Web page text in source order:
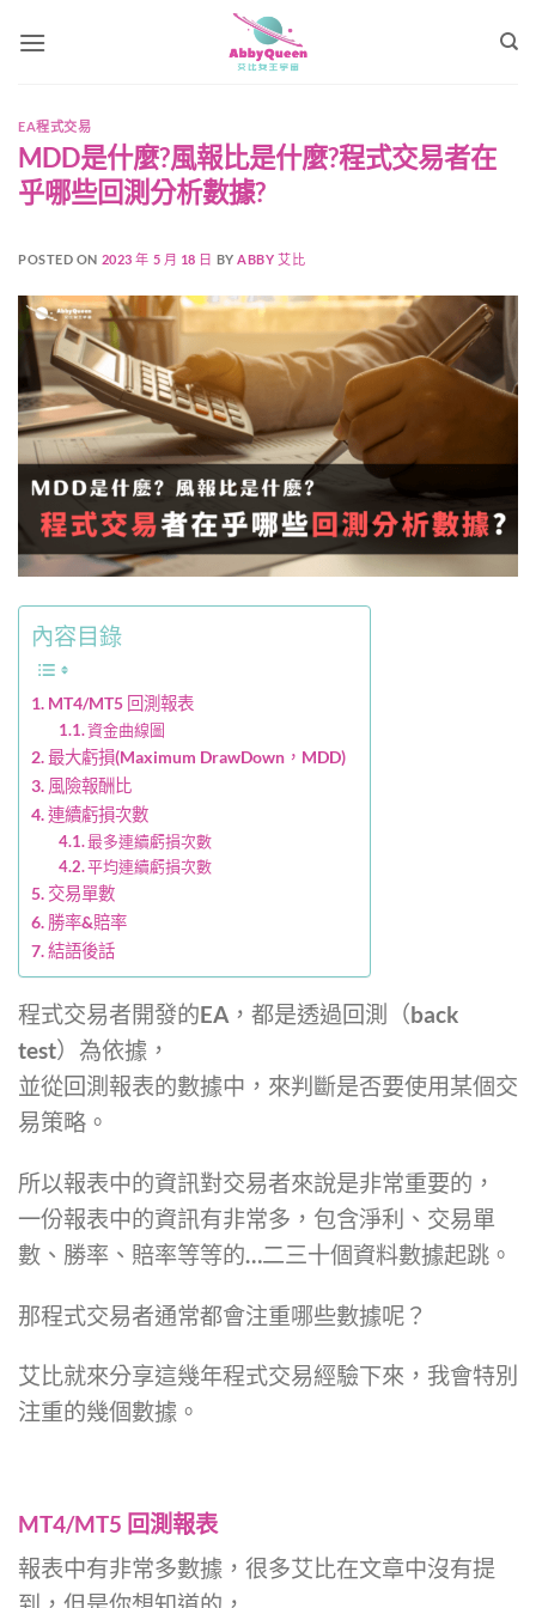
EA程式交易
MDD是什麼?風報比是什麼?程式交易者在
乎哪些回測分析數據?
POSTED ON 2023 年 5 月 18 日 BY ABBY 艾比
內容目錄
MT4/MT5 回測報表
資金曲線圖
最大虧損(Maximum DrawDown，MDD)
風險報酬比
連續虧損次數
最多連續虧損次數
平均連續虧損次數
交易單數
勝率&賠率
結語後話
程式交易者開發的EA，都是透過回測（back
test）為依據，
並從回測報表的數據中，來判斷是否要使用某個交
易策略。
所以報表中的資訊對交易者來說是非常重要的，
一份報表中的資訊有非常多，包含淨利、交易單
數、勝率、賠率等等的…二三十個資料數據起跳。
那程式交易者通常都會注重哪些數據呢？
艾比就來分享這幾年程式交易經驗下來，我會特別
注重的幾個數據。
MT4/MT5 回測報表
報表中有非常多數據，很多艾比在文章中沒有提